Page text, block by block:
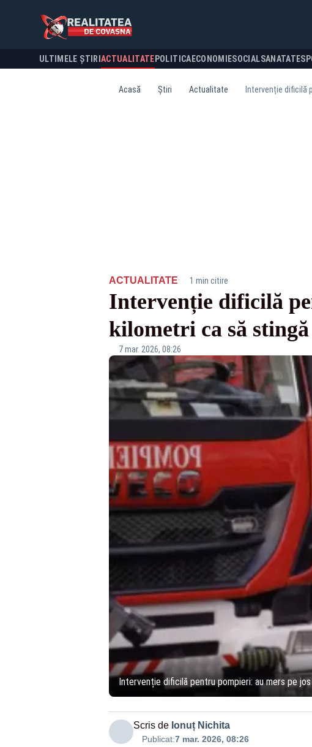
ULTIMELE ȘTIRI ACTUALITATE POLITICA ECONOMIESOCIALSANATATE
Acasă Știri Actualitate Intervenție dificilă
ACTUALITATE· 1 min citire
Intervenție dificilă
kilometri ca să
7 mar. 2026, 08:26
Intervenție dificilă pentru pompieri: au mers pe
Scris de Ionuț Nichita
Publicat:7 mar. 2026, 08:26